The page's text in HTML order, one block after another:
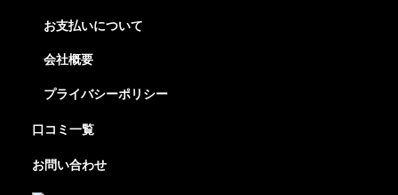
お支払いについて
会社概要
プライバシーポリシー
口コミ一覧
お問い合わせ